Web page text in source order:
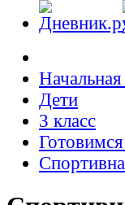
Дети
3 класс